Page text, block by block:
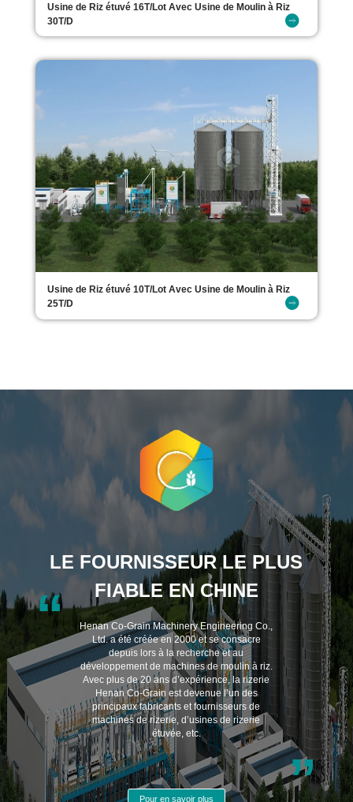
Usine de Riz étuvé 16T/Lot Avec Usine de Moulin à Riz
30T/D
Usine de Riz étuvé 10T/Lot Avec Usine de Moulin à Riz
25T/D
LE FOURNISSEUR LE PLUS
FIABLE EN CHINE
“
Henan Co-Grain Machinery Engineering Co.,
Ltd. a été créée en 2000 et se consacre
depuis lors à la recherche et au
développement de machines de moulin à riz.
Avec plus de 20 ans d’expérience, la rizerie
Henan Co-Grain est devenue l’un des
principaux fabricants et fournisseurs de
machines de rizerie, d’usines de rizerie
étuvée, etc.
”
Pour en savoir plus